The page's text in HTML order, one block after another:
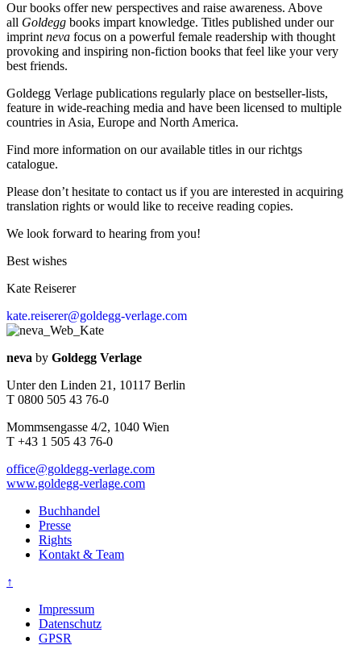
Our books offer new perspectives and raise awareness. Above
all Goldegg books impart knowledge. Titles published under our
imprint neva focus on a powerful female readership with thought
provoking and inspiring non-fiction books that feel like your very
best friends.
Goldegg Verlage publications regularly place on bestseller-lists,
feature in wide-reaching media and have been licensed to multiple
countries in Asia, Europe and North America.
Find more information on our available titles in our richtgs
catalogue.
Please don’t hesitate to contact us if you are interested in acquiring
translation rights or would like to receive reading copies.
We look forward to hearing from you!
Best wishes
Kate Reiserer
kate.reiserer@goldegg-verlage.com
Kontaktinfos
neva by Goldegg Verlage
Unter den Linden 21, 10117 Berlin
T 0800 505 43 76-0
Mommsengasse 4/2, 1040 Wien
T +43 1 505 43 76-0
office@goldegg-verlage.com
www.goldegg-verlage.com
Buchhandel
Presse
Rights
Kontakt & Team
↑
Impressum
Datenschutz
GPSR